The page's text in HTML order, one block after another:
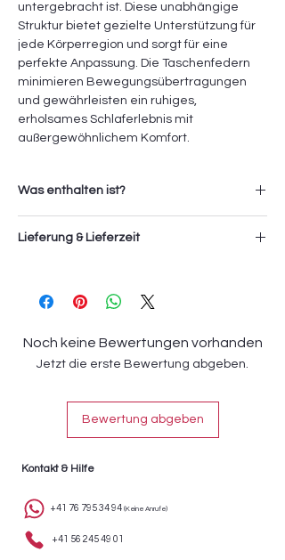
untergebracht ist. Diese unabhängige
Struktur bietet gezielte Unterstützung für
jede Körperregion und sorgt für eine
perfekte Anpassung. Die Taschenfedern
minimieren Bewegungsübertragungen
und gewährleisten ein ruhiges,
erholsames Schlaferlebnis mit
außergewöhnlichem Komfort.
Was enthalten ist?
Lieferung & Lieferzeit
Servicegebühr (Transport und Montage)
Die Lieferzeit beträgt4-6 Wochen.
Noch keine Bewertungen vorhanden
Jetzt die erste Bewertung abgeben.
Bewertung abgeben
Kontakt & Hilfe
+41 76 795 34 94 (Keine Anrufe)
+41 56 245 49 01